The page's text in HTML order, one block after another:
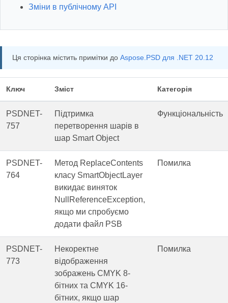
Зміни в публічному API
Ця сторінка містить примітки до Aspose.PSD для .NET 20.12
Ключ Зміст Категорія
PSDNET-
757
Підтримка
перетворення шарів в
шар Smart Object
Функціональність
PSDNET-
764
Метод ReplaceContents
класу SmartObjectLayer
викидає виняток
NullReferenceException,
якщо ми спробуємо
додати файл PSB
Помилка
PSDNET-
773
Некоректне
відображення
зображень CMYK 8-
бітних та CMYK 16-
бітних, якщо шар
Помилка